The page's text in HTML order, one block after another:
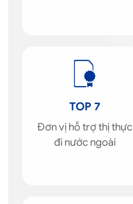
TOP 7
Đơn vị hỗ trợ thị thực
đi nước ngoài